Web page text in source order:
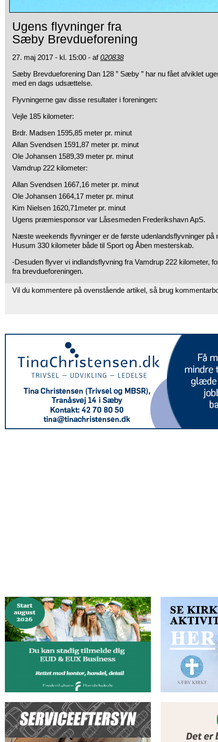
Ugens flyvninger fra
Sæby Brevdueforening
27. maj 2017 - kl. 15:00 - af020838
Sæby Brevdueforening Dan 128 ” Sæby ” har nu fået afviklet
med en dags udsættelse.
Flyvningerne gav disse resultater i foreningen:
Vejle 185 kilometer:
Brdr. Madsen 1595,85 meter pr. minut
Allan Svendsen 1591,87 meter pr. minut
Ole Johansen 1589,39 meter pr. minut
Vamdrup 222 kilometer:
Allan Svendsen 1667,16 meter pr. minut
Ole Johansen 1664,17 meter pr. minut
Kim Nielsen 1620,71meter pr. minut
Ugens præmiesponsor var Låsesmeden Frederikshavn ApS.
Næste weekends flyvninger er de første udenlandsflyvninger på
Husum 330 kilometer både til Sport og Åben mesterskab.
-Desuden flyver vi indlandsflyvning fra Vamdrup 222 kilometer,
fra brevdueforeningen.
Vil du kommentere på ovenstående artikel, så brug